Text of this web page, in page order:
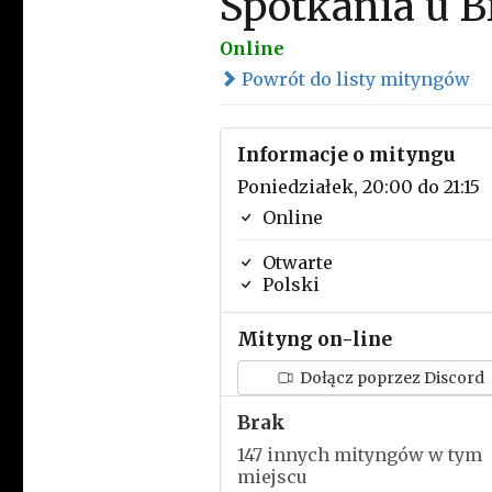
Online
Powrót do listy mityngów
Informacje o mityngu
Poniedziałek, 20:00 do 21:15
Online
Otwarte
Polski
Mityng on-line
Dołącz poprzez Discord
Brak
147 innych mityngów w tym
miejscu